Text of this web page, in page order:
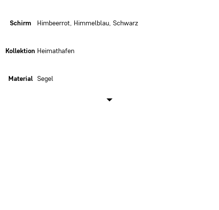
Schirm Himbeerrot, Himmelblau, Schwarz
Kollektion Heimathafen
Material Segel